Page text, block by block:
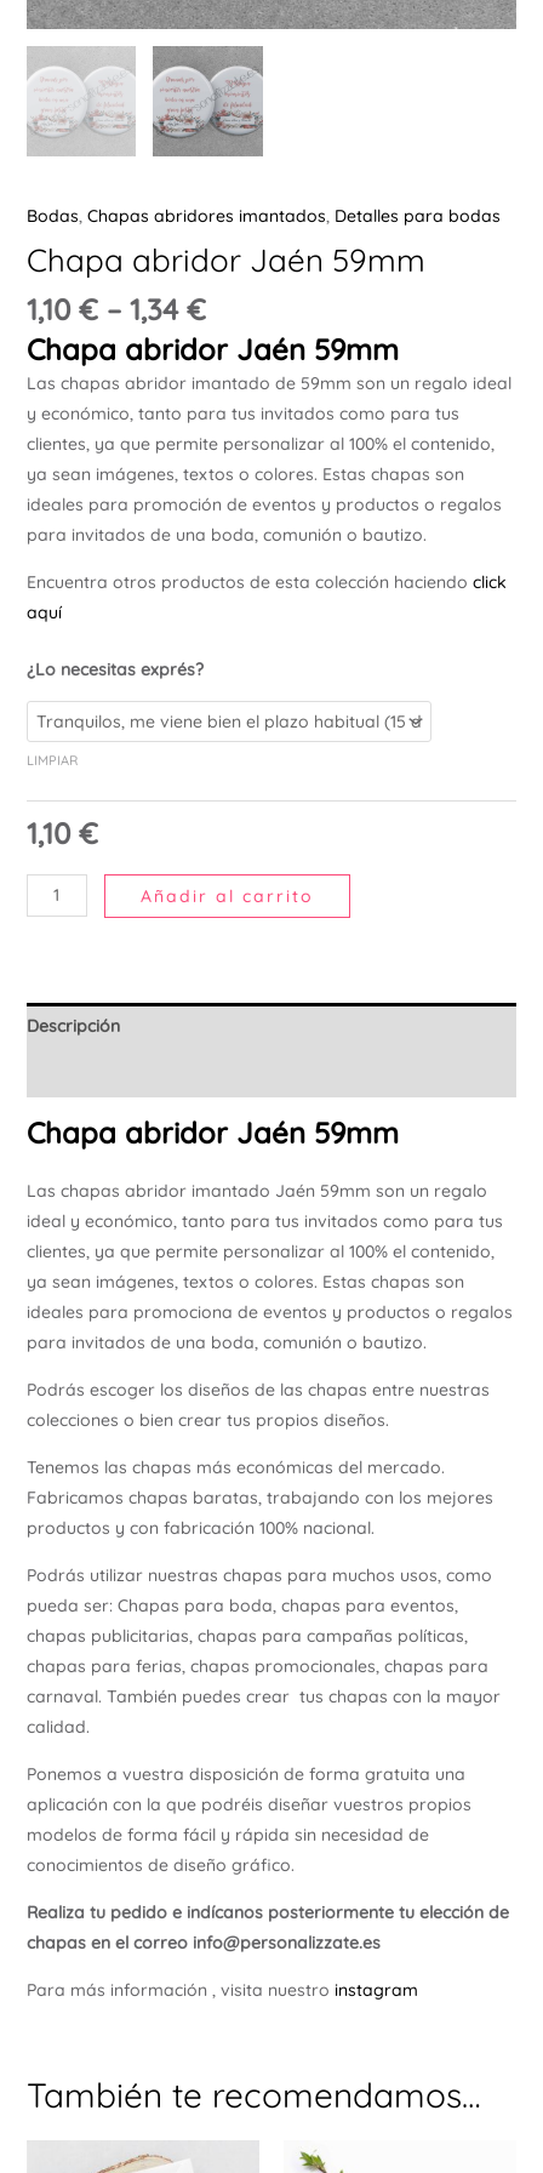
Bodas, Chapas abridores imantados, Detalles para bodas
Chapa abridor Jaén 59mm
1,10 €– 1,34 €
Chapa abridor Jaén 59mm
Las chapas abridor imantado de 59mm son un regalo ideal
y económico, tanto para tus invitados como para tus
clientes, ya que permite personalizar al 100% el contenido,
ya sean imágenes, textos o colores. Estas chapas son
ideales para promoción de eventos y productos o regalos
para invitados de una boda, comunión o bautizo.
Encuentra otros productos de esta colección haciendo click
aquí
¿Lo necesitas exprés?
LIMPIAR
1,10 €
Añadir al carrito
Descripción
Chapa abridor Jaén 59mm
Las chapas abridor imantado Jaén 59mm son un regalo
ideal y económico, tanto para tus invitados como para tus
clientes, ya que permite personalizar al 100% el contenido,
ya sean imágenes, textos o colores. Estas chapas son
ideales para promociona de eventos y productos o regalos
para invitados de una boda, comunión o bautizo.
Podrás escoger los diseños de las chapas entre nuestras
colecciones o bien crear tus propios diseños.
Tenemos las chapas más económicas del mercado.
Fabricamos chapas baratas, trabajando con los mejores
productos y con fabricación 100% nacional.
Podrás utilizar nuestras chapas para muchos usos, como
pueda ser: Chapas para boda, chapas para eventos,
chapas publicitarias, chapas para campañas políticas,
chapas para ferias, chapas promocionales, chapas para
carnaval. También puedes crear tus chapas con la mayor
calidad.
Ponemos a vuestra disposición de forma gratuita una
aplicación con la que podréis diseñar vuestros propios
modelos de forma fácil y rápida sin necesidad de
conocimientos de diseño gráfico.
Realiza tu pedido e indícanos posteriormente tu elección de
chapas en el correo info@personalizzate.es
Para más información , visita nuestro instagram
También te recomendamos…